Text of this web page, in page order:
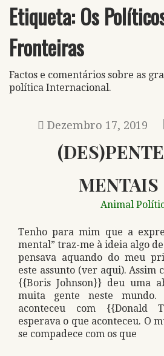
Etiqueta:Os
Fronteiras
Factos e comentários sobre as
política Internacional.
Dezembro 17, 2019
MENTAIS
Animal
Tenho para mim que a
mental” traz-me à ideia algo
pensava aquando do meu
este assunto (ver aqui).
{{Boris Johnson}} deu uma
muita gente neste
aconteceu com {{Donald
esperava o que aconteceu. O
se compadece com os que